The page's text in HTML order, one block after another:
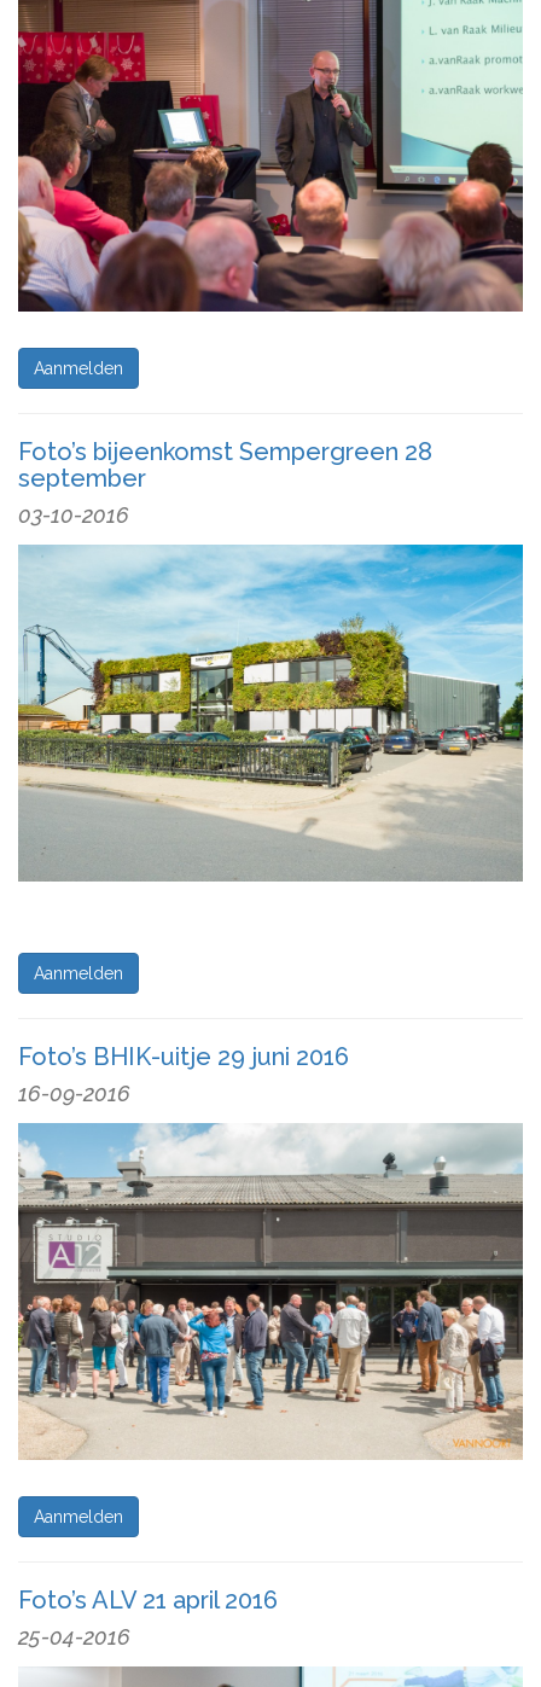
Aanmelden
Foto’s bijeenkomst Sempergreen 28
september
03-10-2016
Aanmelden
Foto’s BHIK-uitje 29 juni 2016
16-09-2016
Aanmelden
Foto’s ALV 21 april 2016
25-04-2016